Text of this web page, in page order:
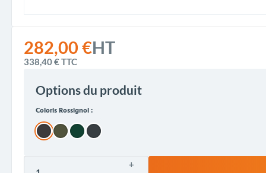
282,00 €HT
338,40 €TTC
Options du produit
Coloris Rossignol :
+